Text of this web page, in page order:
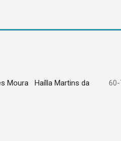
MouraHaílla Martins da
60-